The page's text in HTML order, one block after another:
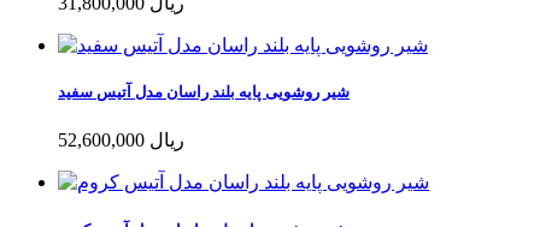
شیر روشویی پایه بلند راسان مدل آتیس سفید
52,600,000 ریال